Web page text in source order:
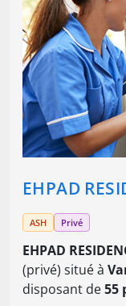
EHPAD
ASH Privé
EHPAD
(privé) situé à
disposant de55